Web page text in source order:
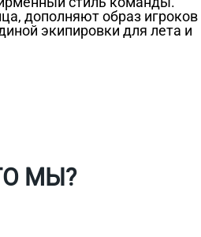
дополняют образ игроков
экипировки для лета и
МЫ?